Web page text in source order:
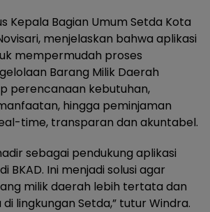
Kepala Bagian Umum Setda Kota
menjelaskan bahwa aplikasi
mempermudah proses
Barang Milik Daerah
perencanaan kebutuhan,
hingga peminjaman
time, transparan dan akuntabel.
sebagai pendukung aplikasi
BKAD. Ini menjadi solusi agar
milik daerah lebih tertata dan
lingkungan Setda,” tutur Windra.